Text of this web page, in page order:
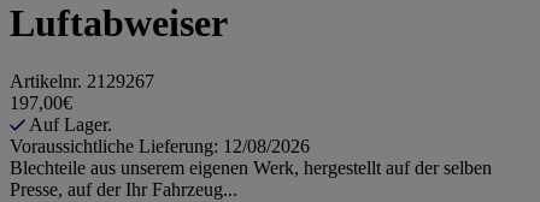
Luftabweiser
Artikelnr. 2129267
197,00€
Auf Lager.
Voraussichtliche Lieferung: 12/08/2026
Blechteile aus unserem eigenen Werk, hergestellt auf der selben
Presse, auf der Ihr Fahrzeug...